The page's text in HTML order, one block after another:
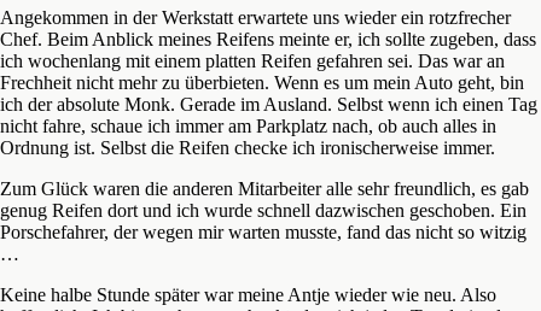
Angekommen in der Werkstatt erwartete uns wieder ein rotzfrecher
Chef. Beim Anblick meines Reifens meinte er, ich sollte zugeben, dass
ich wochenlang mit einem platten Reifen gefahren sei. Das war an
Frechheit nicht mehr zu überbieten. Wenn es um mein Auto geht, bin
ich der absolute Monk. Gerade im Ausland. Selbst wenn ich einen Tag
nicht fahre, schaue ich immer am Parkplatz nach, ob auch alles in
Ordnung ist. Selbst die Reifen checke ich ironischerweise immer.
Zum Glück waren die anderen Mitarbeiter alle sehr freundlich, es gab
genug Reifen dort und ich wurde schnell dazwischen geschoben. Ein
Porschefahrer, der wegen mir warten musste, fand das nicht so witzig
…
Keine halbe Stunde später war meine Antje wieder wie neu. Also